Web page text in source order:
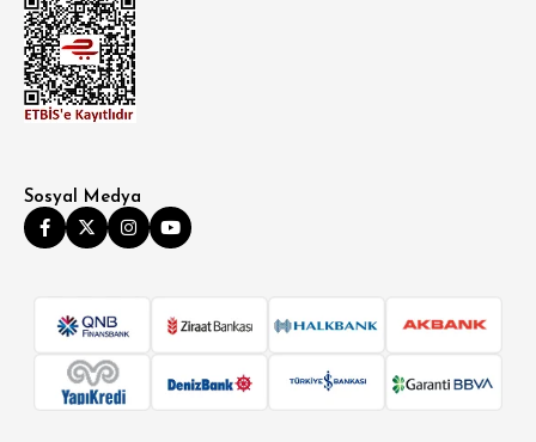
Sosyal Medya